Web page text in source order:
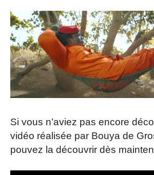
Si vous n’aviez pas encore
vidéo réalisée par Bouya de
pouvez la découvrir dès